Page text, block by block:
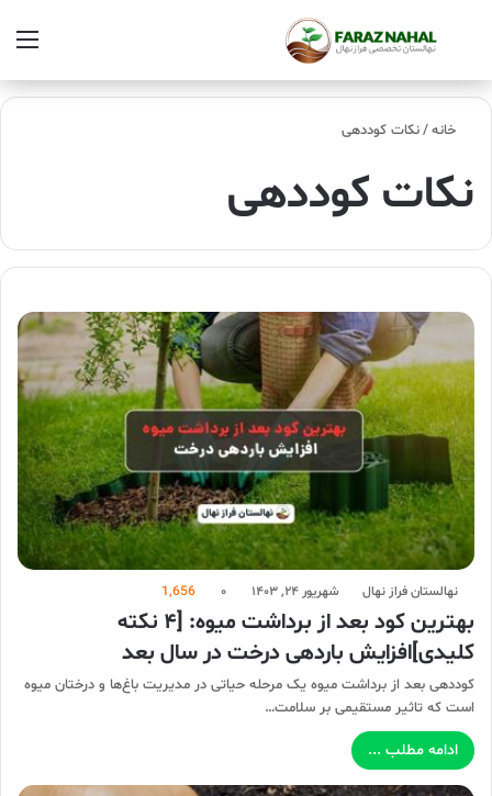
خانه/نکات کوددهی
نکات کوددهی
نهالستان فراز نهال شهریور ۲۴, ۱۴۰۳ ۰ 1,656
بهترین کود بعد از برداشت میوه: [۴ نکته
کلیدی]افزایش باردهی درخت در سال بعد
کوددهی بعد از برداشت میوه یک مرحله حیاتی در مدیریت باغ‌ها و درختان میوه
است که تاثیر مستقیمی بر سلامت…
ادامه مطلب ...